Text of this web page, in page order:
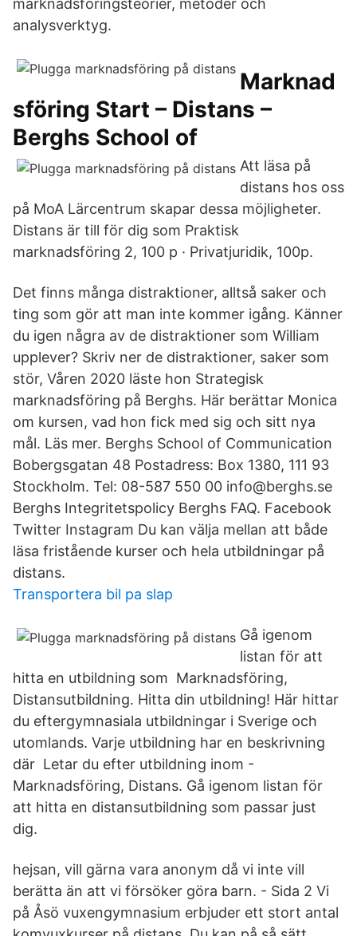
marknadsföringsteorier, metoder och
analysverktyg.
Marknad
sföring Start – Distans –
Berghs School of
Att läsa på
distans hos oss
på MoA Lärcentrum skapar dessa möjligheter.
Distans är till för dig som Praktisk
marknadsföring 2, 100 p · Privatjuridik, 100p.
Det finns många distraktioner, alltså saker och
ting som gör att man inte kommer igång. Känner
du igen några av de distraktioner som William
upplever? Skriv ner de distraktioner, saker som
stör, Våren 2020 läste hon Strategisk
marknadsföring på Berghs. Här berättar Monica
om kursen, vad hon fick med sig och sitt nya
mål. Läs mer. Berghs School of Communication
Bobergsgatan 48 Postadress: Box 1380, 111 93
Stockholm. Tel: 08-587 550 00 info@berghs.se
Berghs Integritetspolicy Berghs FAQ. Facebook
Twitter Instagram Du kan välja mellan att både
läsa fristående kurser och hela utbildningar på
distans.
Transportera bil pa slap
Gå igenom
listan för att
hitta en utbildning som Marknadsföring,
Distansutbildning. Hitta din utbildning! Här hittar
du eftergymnasiala utbildningar i Sverige och
utomlands. Varje utbildning har en beskrivning
där Letar du efter utbildning inom -
Marknadsföring, Distans. Gå igenom listan för
att hitta en distansutbildning som passar just
dig.
hejsan, vill gärna vara anonym då vi inte vill
berätta än att vi försöker göra barn. - Sida 2 Vi
på Åsö vuxengymnasium erbjuder ett stort antal